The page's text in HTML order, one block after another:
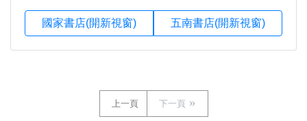
國家書店(開新視窗) 五南書店(開新視窗)
上一頁 下一頁